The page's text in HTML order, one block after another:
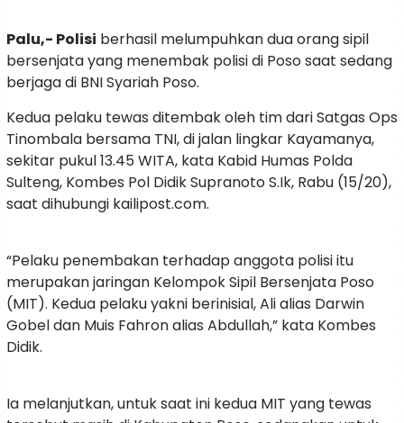
Palu,- Polisi berhasil melumpuhkan dua orang sipil
bersenjata yang menembak polisi di Poso saat sedang
berjaga di BNI Syariah Poso.
Kedua pelaku tewas ditembak oleh tim dari Satgas Ops
Tinombala bersama TNI, di jalan lingkar Kayamanya,
sekitar pukul 13.45 WITA, kata Kabid Humas Polda
Sulteng, Kombes Pol Didik Supranoto S.Ik, Rabu (15/20),
saat dihubungi kailipost.com.
“Pelaku penembakan terhadap anggota polisi itu
merupakan jaringan Kelompok Sipil Bersenjata Poso
(MIT). Kedua pelaku yakni berinisial, Ali alias Darwin
Gobel dan Muis Fahron alias Abdullah,” kata Kombes
Didik.
Ia melanjutkan, untuk saat ini kedua MIT yang tewas